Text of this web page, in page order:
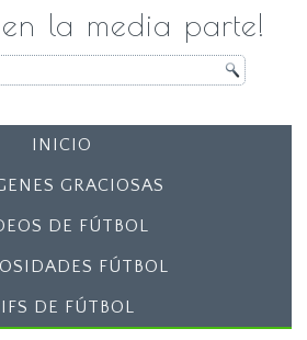
en la media parte!
INICIO
GRACIOSAS
DE FÚTBOL
FÚTBOL
DE FÚTBOL